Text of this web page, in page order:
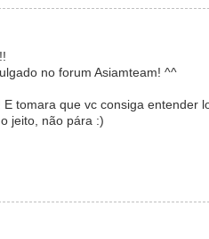
no forum Asiamteam! ^^
E tomara que vc consiga entender
jeito, não pára :)